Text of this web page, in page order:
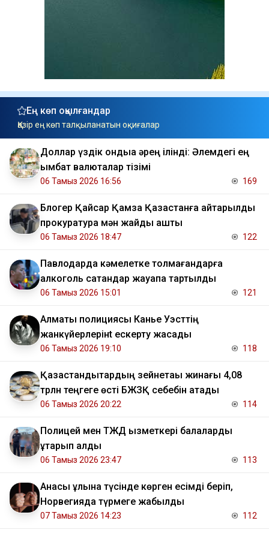
Ең көп оқылғандар
Қазір ең көп талқыланатын оқиғалар
Доллар үздік ондыққа әрең ілінді: Әлемдегі ең
қымбат валюталар тізімі
06 Тамыз 2026 16:56 169
Блогер Қайсар Қамза Қазақстанға қайтарылды
прокуратура мән жайды ашты
06 Тамыз 2026 18:47 122
Павлодарда кәмелетке толмағандарға
алкоголь сатқандар жауапқа тартылды
06 Тамыз 2026 15:01 121
Алматы полициясы Канье Уэсттің
жанкүйерлерінt ескерту жасады
06 Тамыз 2026 19:10 118
Қазақстандықтардың зейнетақы жинағы 4,08
трлн теңгеге өсті БЖЗҚ себебін атады
06 Тамыз 2026 20:22 114
Полицей мен ТЖД қызметкері балаларды
құтқарып қалды
06 Тамыз 2026 23:47 113
Анасы ұлына түсінде көрген есімді беріп,
Норвегияда түрмеге жабылды
07 Тамыз 2026 14:23 112